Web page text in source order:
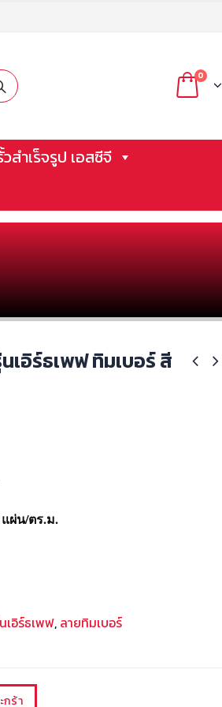
0
วสำเร็จรูป เอสซีจี
เอิร์ธเพฟ ทิมเบอร์ สี
ผ่น/ตร.ม.
เอิร์ธเพฟ, ลายทิมเบอร์
กร้า